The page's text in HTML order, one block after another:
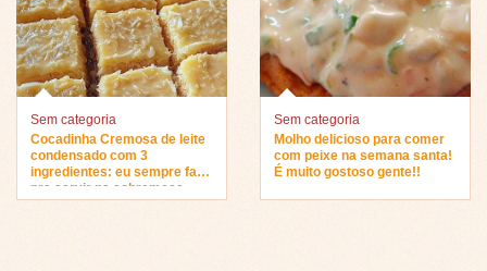
Sem categoria
Cocadinha Cremosa de leite
condensado com 3
ingredientes: eu sempre faço
pra servir na sobremesa…
Sem categoria
Molho delicioso para comer
com peixe na semana santa!
É muito gostoso gente!!